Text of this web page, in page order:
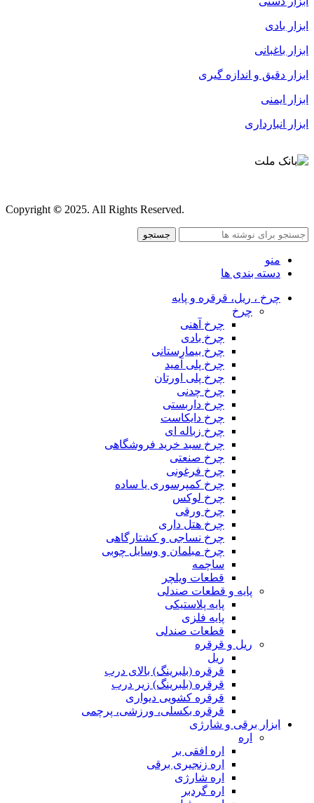
ابزار بادی
ابزار باغبانی
ابزار دقیق و اندازه گیری
ابزار ایمنی
ابزار انبارداری
Copyright© 2025. All Rights Reserved.
جستجو
منو
دسته بندی ها
چرخ ، ریل، قرقره و پایه
چرخ
چرخ آهنی
چرخ بادی
چرخ بیمارستانی
چرخ پلی آمید
چرخ پلی اورتان
چرخ چدنی
چرخ داربستی
چرخ دایکاست
چرخ زباله ای
چرخ سبد خرید فروشگاهی
چرخ صنعتی
چرخ فرغونی
چرخ کمپرسوری یا ساده
چرخ لوکس
چرخ ورقی
چرخ هتل داری
چرخ نساجی و کشتارگاهی
چرخ مبلمان و وسایل چوبی
ساچمه
قطعات ویلچر
پایه و قطعات صندلی
پایه پلاستیکی
پایه فلزی
قطعات صندلی
ریل و قرقره
ریل
قرقره (بلبرینگ) بالای درب
قرقره (بلبرینگ) زیر درب
قرقره کشویی دیواری
قرقره بکسلی، ورزشی، پرچمی
ابزار برقی و شارژی
اره
اره افقی بر
اره زنجیری برقی
اره شارژی
اره گردبر